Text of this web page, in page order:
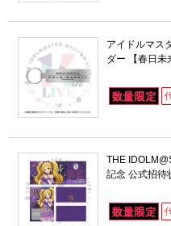
アイドルマス
ダー 【春日未
THE
記念 公式招待